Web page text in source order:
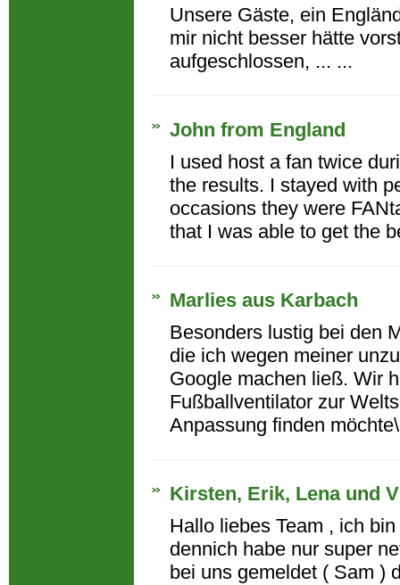
Unsere Gäste, ein
mir nicht besser hätte
aufgeschlossen, ... ...
John from England
I used host a fan twice
the results. I stayed with
occasions they were
that I was able to get the
Marlies aus Karbach
Besonders lustig bei den
die ich wegen meiner
Google machen ließ. Wir
Fußballventilator zur
Anpassung finden
Kirsten, Erik, Lena und
Hallo liebes Team , ich
dennich habe nur super
bei uns gemeldet ( Sam )